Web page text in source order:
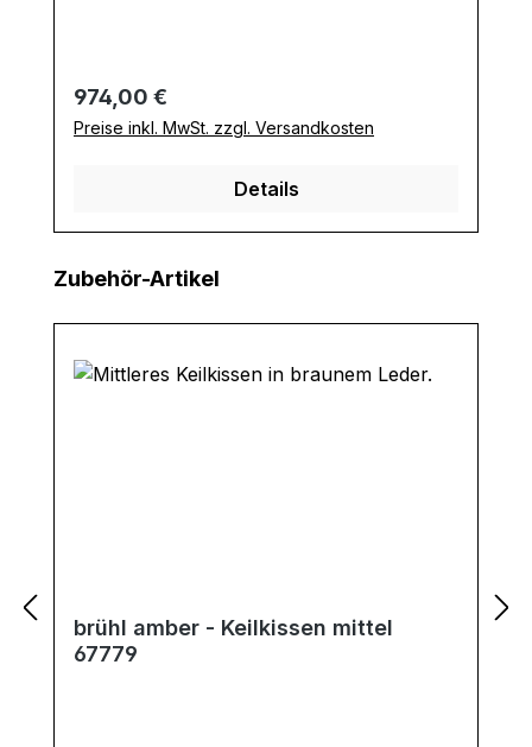
Regulärer Preis:
974,00 €
Preise inkl. MwSt. zzgl. Versandkosten
Details
Produktgalerie überspringen
Zubehör-Artikel
brühl amber - Keilkissen mittel
67779